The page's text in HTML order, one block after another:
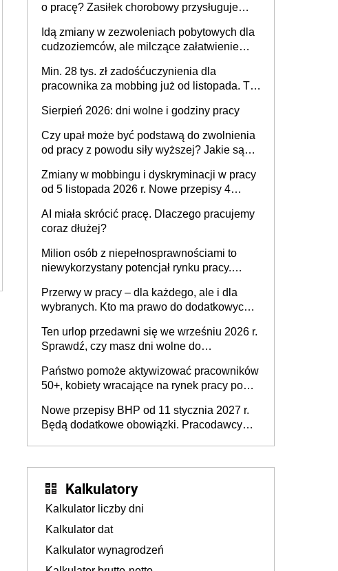
o pracę? Zasiłek chorobowy przysługuje
dni od ustania stosunku pracy
Idą zmiany w zezwoleniach pobytowych dla
cudzoziemców, ale milczące załatwienie
Min. 28 tys. zł zadośćuczynienia dla
pracownika za mobbing już od listopada. To
zespołu
Sierpień 2026: dni wolne i godziny pracy
Czy upał może być podstawą do zwolnienia
od pracy z powodu siły wyższej? Jakie są
Zmiany w mobbingu i dyskryminacji w pracy
od 5 listopada 2026 r. Nowe przepisy 4
Ustaw
AI miała skrócić pracę. Dlaczego pracujemy
coraz dłużej?
Milion osób z niepełnosprawnościami to
niewykorzystany potencjał rynku pracy.
dofinansowań czy refundacji, ale bariery po
stronie systemu i świadomości
pracodawców [WYWIAD]
Przerwy w pracy – dla każdego, ale i dla
wybranych. Kto ma prawo do dodatkowych
Ten urlop przedawni się we wrześniu 2026 r.
Sprawdź, czy masz dni wolne do
Państwo pomoże aktywizować pracowników
50+, kobiety wracające na rynek pracy po
osoby neuroatypowe. Powstanie Fundusz
na rzecz Inkluzywności w Zatrudnianiu?
Nowe przepisy BHP od 11 stycznia 2027 r.
Będą dodatkowe obowiązki. Pracodawcy
Kalkulatory
Kalkulator liczby dni
Kalkulator dat
Kalkulator wynagrodzeń